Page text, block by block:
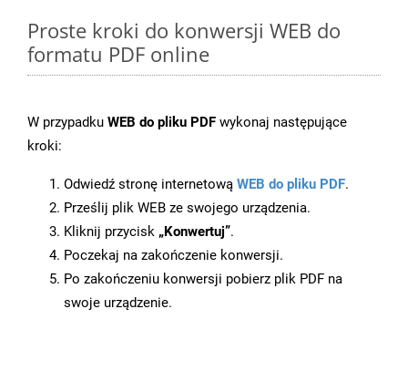
Proste kroki do konwersji WEB do
formatu PDF online
W przypadku WEB do pliku PDF wykonaj następujące
kroki:
Odwiedź stronę internetową WEB do pliku PDF.
Prześlij plik WEB ze swojego urządzenia.
Kliknij przycisk „Konwertuj”.
Poczekaj na zakończenie konwersji.
Po zakończeniu konwersji pobierz plik PDF na
swoje urządzenie.